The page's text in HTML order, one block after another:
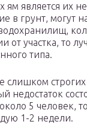
является их
в грунт, могут
от участка, то
типа.
слишком
5 человек,
1-2 недели.